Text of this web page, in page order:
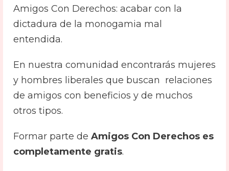
Amigos Con Derechos: acabar con la
dictadura de la monogamia mal
entendida.
En nuestra comunidad encontrarás mujeres
y hombres liberales que buscan relaciones
de amigos con beneficios y de muchos
otros tipos.
Formar parte de Amigos Con Derechos es
completamente gratis.